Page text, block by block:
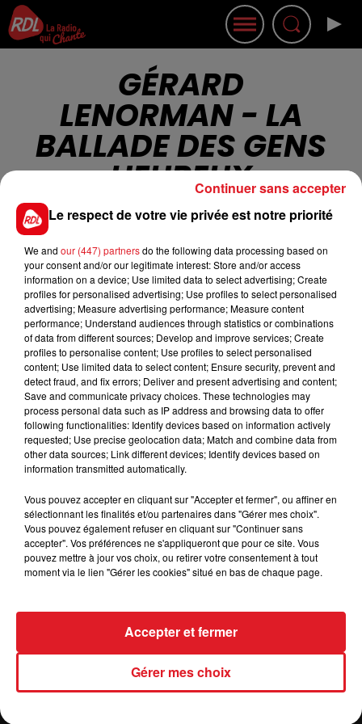
GÉRARD
LENORMAN - LA
BALLADE DES GENS
HEUREUX
Cet élément est masqué compte-tenu du refus
du dépôt de cookies que vous avez exprimé. Si
vous souhaitez l'afficher, merci de nous donner
votre accord en cliquant sur le bouton ci-
dessous.
Afficher l'élément
ACTUS RADIO
MÉDIAS
PRONOSTICS
JEUX ANNONCEURS
Le respect de votre vie privée est notre priorité
We and our (447) partnersdo the following data processing based on
your consent and/or our legitimate interest: Store and/or access
information on a device; Use limited data to select advertising; Create
profiles for personalised advertising; Use profiles to select personalised
advertising; Measure advertising performance; Measure content
performance; Understand audiences through statistics or combinations
of data from different sources; Develop and improve services; Create
profiles to personalise content; Use profiles to select personalised
content; Use limited data to select content; Ensure security, prevent and
detect fraud, and fix errors; Deliver and present advertising and content;
Save and communicate privacy choices. These technologies may
process personal data such as IP address and browsing data to offer
following functionalities: Identify devices based on information actively
requested; Use precise geolocation data; Match and combine data from
other data sources; Link different devices; Identify devices based on
information transmitted automatically.
Vous pouvez accepter en cliquant sur "Accepter et fermer", ou affiner en
sélectionnant les finalités et/ou partenaires dans "Gérer mes choix".
Vous pouvez également refuser en cliquant sur "Continuer sans
accepter". Vos préférences ne s'appliqueront que pour ce site. Vous
pouvez mettre à jour vos choix, ou retirer votre consentement à tout
moment via le lien "Gérer les cookies" situé en bas de chaque page.
Gérer mes choix
Accepter et fermer
Continuer sans accepter